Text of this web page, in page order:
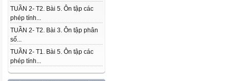
TUẦN 2- T2. Bài 5. Ôn tập các
phép tính...
TUẦN 2- T2. Bài 3. Ôn tập phân
số...
TUẦN 2- T1. Bài 5. Ôn tập các
phép tính...